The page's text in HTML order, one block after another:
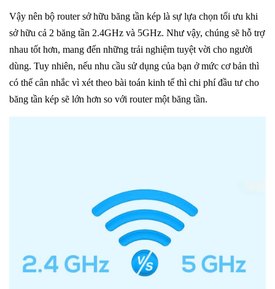
Vậy nên bộ router sở hữu băng tần kép là sự lựa chọn tối ưu khi
sở hữu cả 2 băng tần 2.4GHz và 5GHz. Như vậy, chúng sẽ hỗ trợ
nhau tốt hơn, mang đến những trải nghiệm tuyệt vời cho người
dùng. Tuy nhiên, nếu nhu cầu sử dụng của bạn ở mức cơ bản thì
có thể cân nhắc vì xét theo bài toán kinh tế thì chi phí đầu tư cho
băng tần kép sẽ lớn hơn so với router một băng tần.